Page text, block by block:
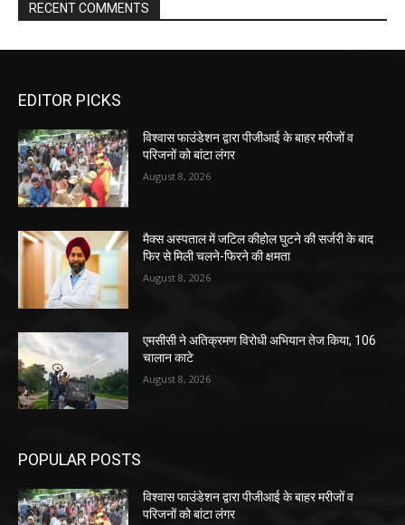
RECENT COMMENTS
EDITOR PICKS
विश्वास फाउंडेशन द्वारा पीजीआई के बाहर मरीजों व
परिजनों को बांटा लंगर
August 8, 2026
मैक्स अस्पताल में जटिल कीहोल घुटने की सर्जरी के बाद
फिर से मिली चलने-फिरने की क्षमता
August 8, 2026
एमसीसी ने अतिक्रमण विरोधी अभियान तेज किया, 106
चालान काटे
August 8, 2026
POPULAR POSTS
विश्वास फाउंडेशन द्वारा पीजीआई के बाहर मरीजों व
परिजनों को बांटा लंगर